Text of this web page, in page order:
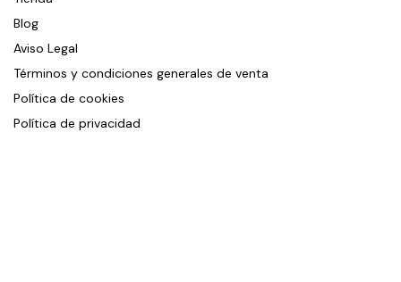
Blog
Aviso Legal
Términos y condiciones generales de venta
Política de cookies
Política de privacidad